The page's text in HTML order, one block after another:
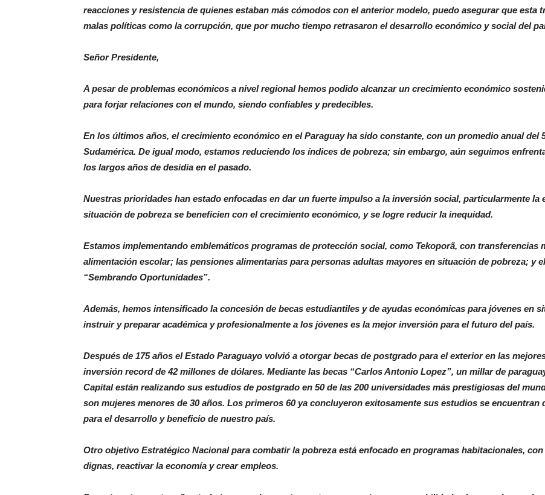
reacciones y resistencia de quienes estaban más cómodos con el anterior modelo, puedo asegurar que esta
malas políticas como la corrupción, que por mucho tiempo retrasaron el desarrollo económico y social del
Señor Presidente,
A pesar de problemas económicos a nivel regional hemos podido alcanzar un crecimiento económico
para forjar relaciones con el mundo, siendo confiables y predecibles.
En los últimos años, el crecimiento económico en el Paraguay ha sido constante, con un promedio anual del
Sudamérica. De igual modo, estamos reduciendo los índices de pobreza; sin embargo, aún seguimos
los largos años de desidia en el pasado.
Nuestras prioridades han estado enfocadas en dar un fuerte impulso a la inversión social, particularmente la
situación de pobreza se beneficien con el crecimiento económico, y se logre reducir la inequidad.
Estamos implementando emblemáticos programas de protección social, como Tekoporã, con transferencias
alimentación escolar; las pensiones alimentarias para personas adultas mayores en situación de pobreza; y
“Sembrando Oportunidades”.
Además, hemos intensificado la concesión de becas estudiantiles y de ayudas económicas para jóvenes en
instruir y preparar académica y profesionalmente a los jóvenes es la mejor inversión para el futuro del país.
Después de 175 años el Estado Paraguayo volvió a otorgar becas de postgrado para el exterior en las
inversión record de 42 millones de dólares. Mediante las becas “Carlos Antonio Lopez”, un millar de
Capital están realizando sus estudios de postgrado en 50 de las 200 universidades más prestigiosas del
son mujeres menores de 30 años. Los primeros 60 ya concluyeron exitosamente sus estudios se
para el desarrollo y beneficio de nuestro país.
Otro objetivo Estratégico Nacional para combatir la pobreza está enfocado en programas habitacionales,
dignas, reactivar la economía y crear empleos.